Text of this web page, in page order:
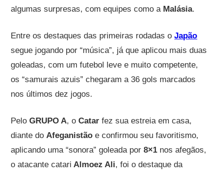
algumas surpresas, com equipes como a Malásia.
Entre os destaques das primeiras rodadas oJapão
segue jogando por “música”, já que aplicou mais duas
goleadas, com um futebol leve e muito competente,
os “samurais azuis” chegaram a 36 gols marcados
nos últimos dez jogos.
PeloGRUPO A, oCatarfez sua estreia em casa,
diante doAfeganistãoe confirmou seu favoritismo,
aplicando uma “sonora” goleada por8×1 nos afegãos,
o atacante catari Almoez Ali, foi o destaque da